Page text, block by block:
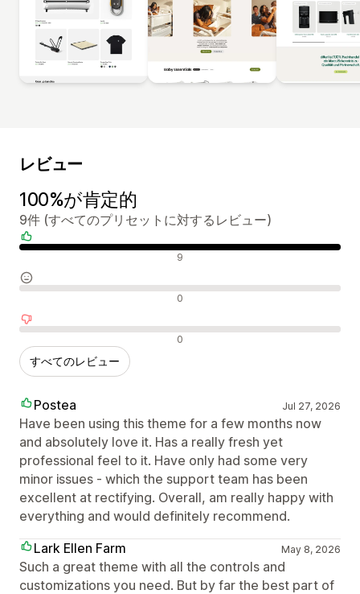
レビュー
100%が肯定的
9件 (すべてのプリセットに対するレビュー)
肯定的なレビュー 9
中間的なレビュー 0
否定的なレビュー 0
すべてのレビュー
Postea Jul 27, 2026
Have been using this theme for a few months now
and absolutely love it. Has a really fresh yet
professional feel to it. Have only had some very
minor issues - which the support team has been
excellent at rectifying. Overall, am really happy with
everything and would definitely recommend.
Lark Ellen Farm
May 8, 2026
Such a great theme with all the controls and
customizations you need. But by far the best part of